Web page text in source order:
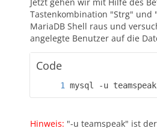
Tastenkombination "Strg" und
MariaDB Shell raus und
angelegte Benutzer auf die
Code
mysql -u
Hinweis: "-u teamspeak" ist